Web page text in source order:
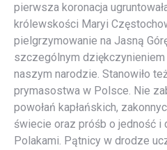
pierwsza koronacja
królewskości Maryi
pielgrzymowanie na Jasną
szczególnym
naszym narodzie. Stanowiło
prymasostwa w Polsce. Nie
powołań kapłańskich,
świecie oraz próśb o jedność i
Polakami. Pątnicy w drodze